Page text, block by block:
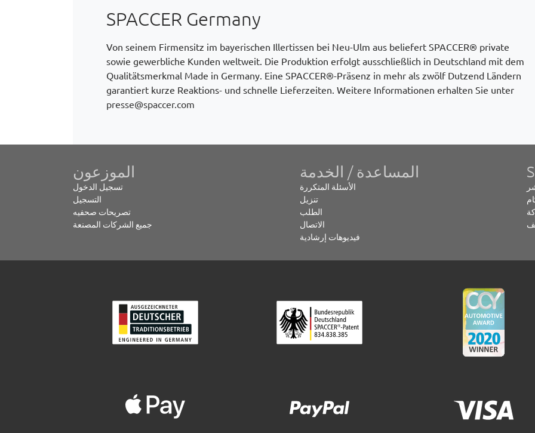
SPACCER Germany
Von seinem Firmensitz im bayerischen Illertissen bei Neu-Ulm aus beliefert SPACCER® private
sowie gewerbliche Kunden weltweit. Die Produktion erfolgt ausschließlich in Deutschland mit dem
Qualitätsmerkmal Made in Germany. Eine SPACCER®-Präsenz in mehr als zwölf Dutzend Ländern
garantiert kurze Reaktions- und schnelle Lieferzeiten. Weitere Informationen erhalten Sie unter
presse@spaccer.com
المساعدة / الخدمة
الأسئلة المتكررة
تنزيل
الطلب
الاتصال
فيديوهات إرشادية
الموزعون
تسجيل الدخول
التسجيل
تصريحات صحفيه
جميع الشركات المصنعة